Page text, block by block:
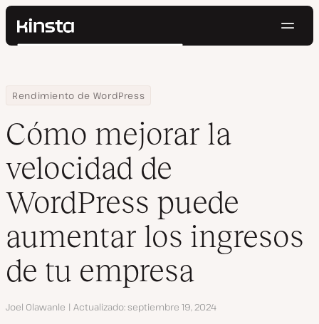
Kinsta®
Precios
Contacto
Buscar
Home
Centro de Recursos
Blog
Rendimiento de WordPress
Cómo mejorar la velocidad de WordPress puede aumentar los
Cómo mejorar la
velocidad de
WordPress puede
aumentar los ingresos
de tu empresa
Autor
Joel Olawanle Actualizado septiembre 19, 2024